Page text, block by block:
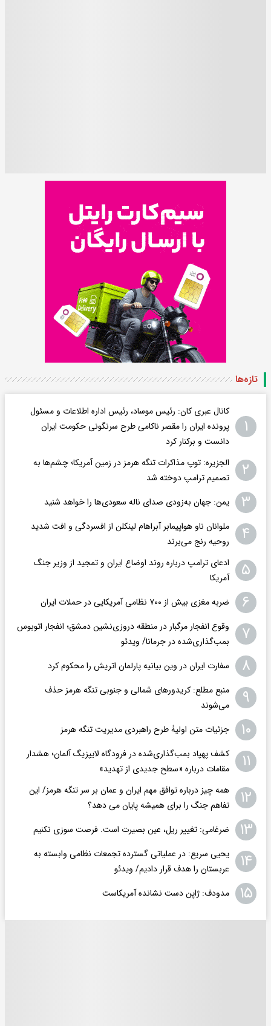
تازه‌ها
۱
کانال عبری کان: رئیس موساد، رئیس اداره اطلاعات و مسئول
پرونده ایران را مقصر ناکامی طرح سرنگونی حکومت ایران
دانست و برکنار کرد
۲
الجزیره: توپ مذاکرات تنگه هرمز در زمین آمریکا؛ چشم‌ها به
تصمیم ترامپ دوخته شد
۳ یمن: جهان به‌زودی صدای ناله سعودی‌ها را خواهد شنید
۴
ملوانان ناو هواپیمابر آبراهام لینکلن از افسردگی و افت شدید
روحیه رنج می‌برند
۵
ادعای ترامپ درباره روند اوضاع ایران و تمجید از وزیر جنگ
آمریکا
۶ ضربه مغزی بیش از ۷۰۰ نظامی آمریکایی در حملات ایران
۷
وقوع انفجار مرگبار در منطقه دروزی‌نشین دمشق؛ انفجار اتوبوس
بمب‌گذاری‌شده در جرمانا/ ویدئو
۸ سفارت ایران در وین بیانیه پارلمان اتریش را محکوم کرد
۹
منبع مطلع: کریدورهای شمالی و جنوبی تنگه هرمز حذف
می‌شوند
۱۰ جزئیات متن اولیۀ طرح راهبردی مدیریت تنگه هرمز
۱۱
کشف پهپاد بمب‌گذاری‌شده در فرودگاه لایپزیگ آلمان؛ هشدار
مقامات درباره «سطح جدیدی از تهدید»
۱۲
همه چیز درباره توافق مهم ایران و عمان بر سر تنگه هرمز/ این
تفاهم جنگ را برای همیشه پایان می دهد؟
۱۳ ضرغامی: تغییر ریل، عین بصیرت است. فرصت سوزی نکنیم
۱۴
یحیی سریع: در عملیاتی گسترده تجمعات نظامی وابسته به
عربستان را هدف قرار دادیم/ ویدئو
۱۵ مدودف: ژاپن دست نشانده آمریکاست